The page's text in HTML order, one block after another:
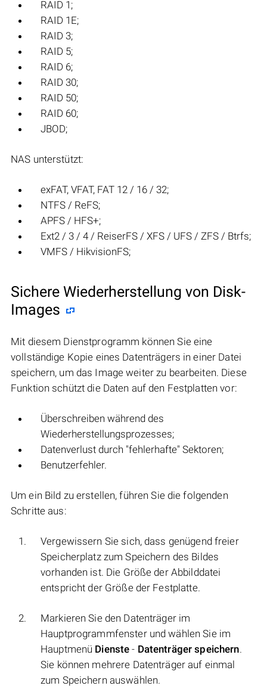
RAID 1;
RAID 1E;
RAID 3;
RAID 5;
RAID 6;
RAID 30;
RAID 50;
RAID 60;
JBOD;
NAS unterstützt:
exFAT, VFAT, FAT 12 / 16 / 32;
NTFS / ReFS;
APFS / HFS+;
Ext2 / 3 / 4 / ReiserFS / XFS / UFS / ZFS / Btrfs;
VMFS / HikvisionFS;
Sichere Wiederherstellung von Disk-
Images
Mit diesem Dienstprogramm können Sie eine
vollständige Kopie eines Datenträgers in einer Datei
speichern, um das Image weiter zu bearbeiten. Diese
Funktion schützt die Daten auf den Festplatten vor:
Überschreiben während des
Wiederherstellungsprozesses;
Datenverlust durch "fehlerhafte" Sektoren;
Benutzerfehler.
Um ein Bild zu erstellen, führen Sie die folgenden
Schritte aus:
Vergewissern Sie sich, dass genügend freier
Speicherplatz zum Speichern des Bildes
vorhanden ist. Die Größe der Abbilddatei
entspricht der Größe der Festplatte.
Markieren Sie den Datenträger im
Hauptprogrammfenster und wählen Sie im
Hauptmenü Dienste - Datenträger speichern.
Sie können mehrere Datenträger auf einmal
zum Speichern auswählen.